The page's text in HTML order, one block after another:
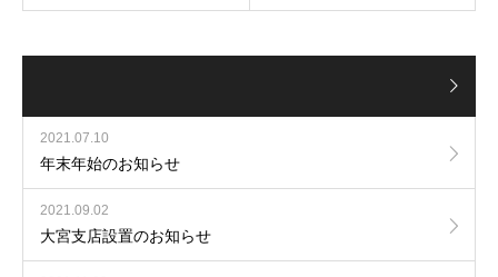
2021.07.10
年末年始のお知らせ
2021.09.02
大宮支店設置のお知らせ